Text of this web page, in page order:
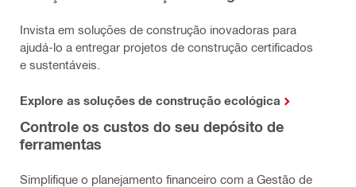
Invista em soluções de construção inovadoras para
ajudá-lo a entregar projetos de construção certificados
e sustentáveis.
Explore as soluções de construção ecológica
Controle os custos do seu depósito de
ferramentas
Simplifique o planejamento financeiro com a Gestão de